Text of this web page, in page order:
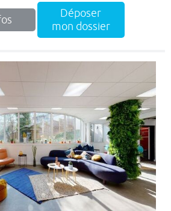
Déposer
mon dossier